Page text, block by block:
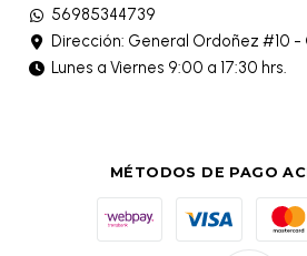
56985344739
Dirección: General Ordoñez #10 -
Lunes a Viernes 9:00 a 17:30 hrs.
MÉTODOS DE PAGO